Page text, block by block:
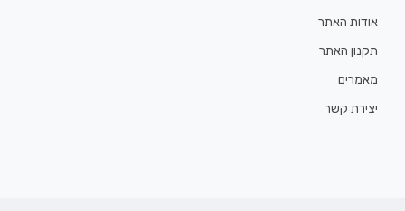
אודות האתר
תקנון האתר
מאמרים
יצירת קשר